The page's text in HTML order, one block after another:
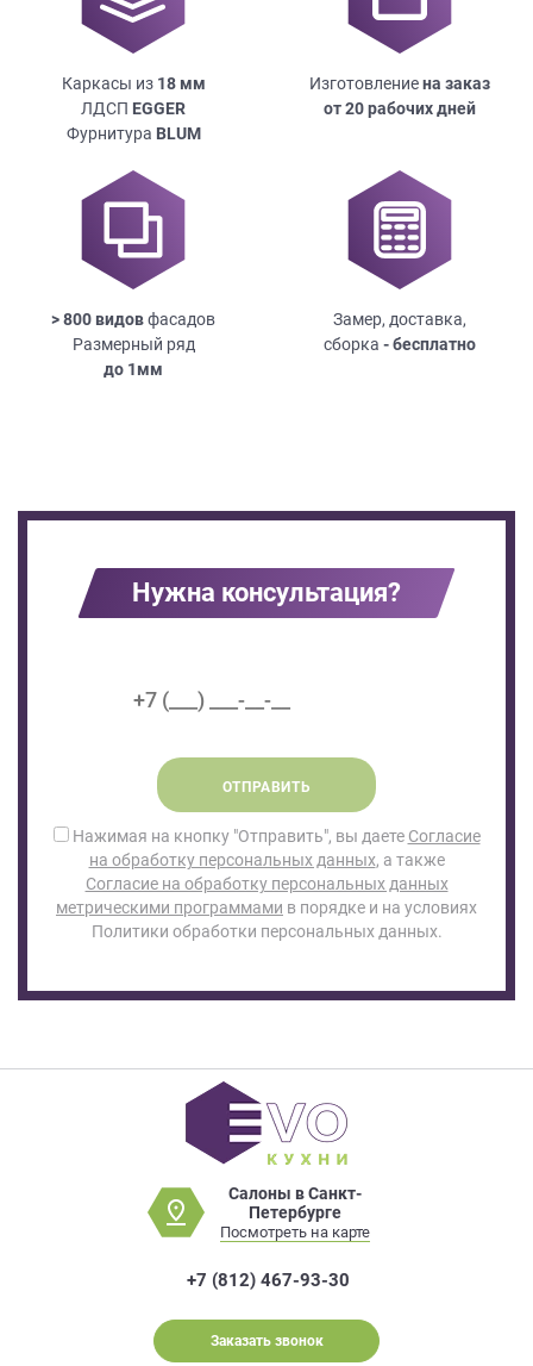
Каркасы из 18мм
ЛДСП EGGER
Фурнитура BLUM
Изготовлениена заказ
от 20 рабочих дней
> 800 видовфасадов
Размерный ряд
до 1мм
Замер, доставка,
сборка - бесплатно
Нужна консультация?
ОТПРАВИТЬ
Нажимая на кнопку "Отправить", вы даете Согласие
на обработку персональных данных, а также
Согласие на обработку персональных данных
метрическими программами в порядке и на условиях
Политики обработки персональных данных.
Салоны в Санкт-
Петербурге
Посмотреть на карте
+7 (812) 467-93-30
Заказать звонок